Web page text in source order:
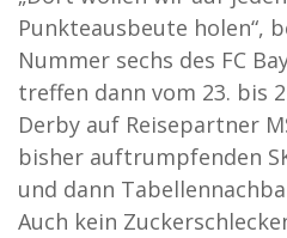
Punkteausbeute holen“,
Nummer sechs des FC
treffen dann vom 23. bis
Derby auf Reisepartner
bisher auftrumpfenden
und dann
Auch kein